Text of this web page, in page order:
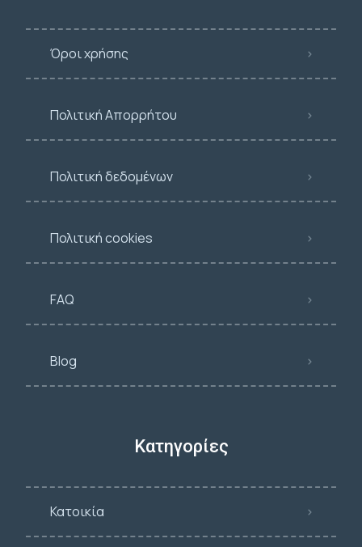
Όροι χρήσης
Πολιτική Απορρήτου
Πολιτική δεδομένων
Πολιτική cookies
FAQ
Blog
Κατηγορίες
Κατοικία